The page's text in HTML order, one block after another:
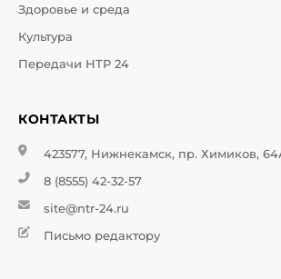
Здоровье и среда
Культура
Передачи НТР 24
КОНТАКТЫ
423577, Нижнекамск, пр. Химиков,
8 (8555) 42-32-57
site@ntr-24.ru
Письмо редактору